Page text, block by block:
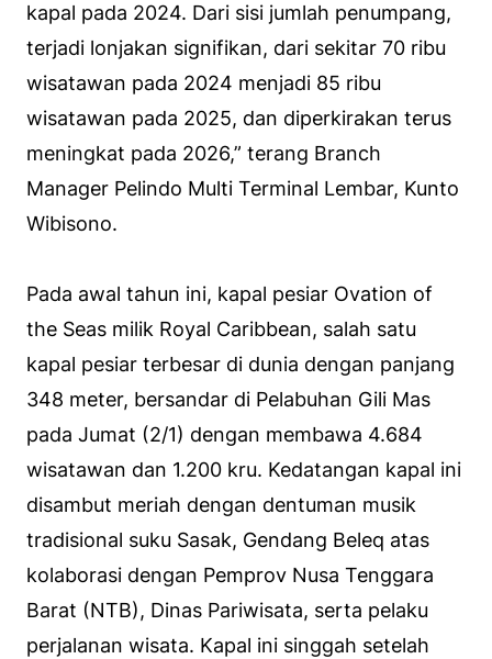
kapal pada 2024. Dari sisi jumlah penumpang,
terjadi lonjakan signifikan, dari sekitar 70 ribu
wisatawan pada 2024 menjadi 85 ribu
wisatawan pada 2025, dan diperkirakan terus
meningkat pada 2026,” terang Branch
Manager Pelindo Multi Terminal Lembar, Kunto
Wibisono.
Pada awal tahun ini, kapal pesiar Ovation of
the Seas milik Royal Caribbean, salah satu
kapal pesiar terbesar di dunia dengan panjang
348 meter, bersandar di Pelabuhan Gili Mas
pada Jumat (2/1) dengan membawa 4.684
wisatawan dan 1.200 kru. Kedatangan kapal ini
disambut meriah dengan dentuman musik
tradisional suku Sasak, Gendang Beleq atas
kolaborasi dengan Pemprov Nusa Tenggara
Barat (NTB), Dinas Pariwisata, serta pelaku
perjalanan wisata. Kapal ini singgah setelah